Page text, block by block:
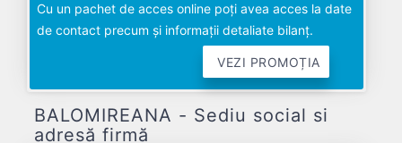
Cu un pachet de acces online poți avea acces la date
de contact precum și informații detaliate bilanț.
VEZI PROMOȚIA
BALOMIREANA - Sediu social si
adresă firmă